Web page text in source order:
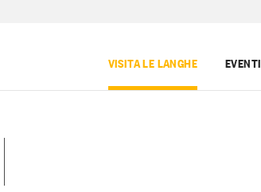
VISITA LE LANGHE EVENTI